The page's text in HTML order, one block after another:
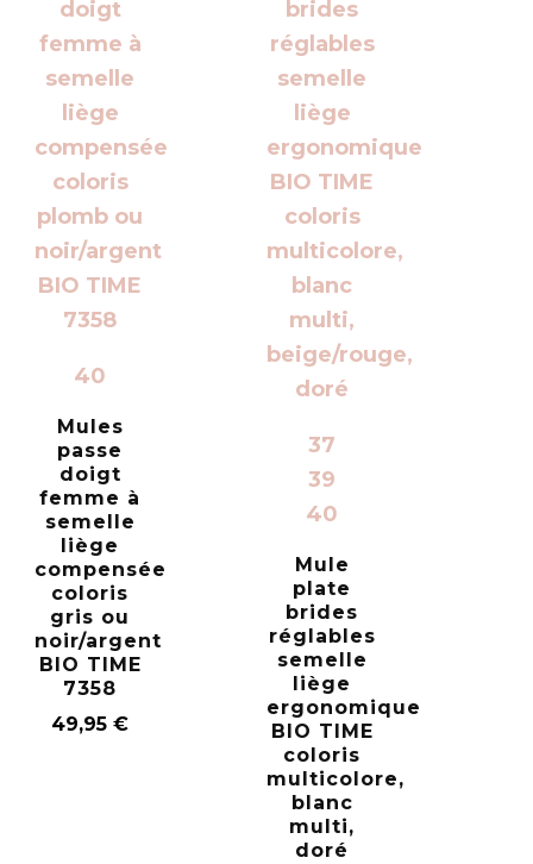
40
Mules
passe
doigt
femme à
semelle
liège
compensée
coloris
gris ou
noir/argent
BIO TIME
7358
49,95€
37
39
40
Mule
plate
brides
réglables
semelle
liège
ergonomique
BIO TIME
coloris
multicolore,
blanc
multi,
doré